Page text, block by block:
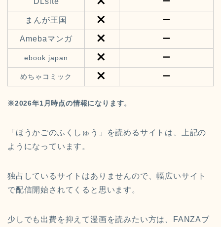
まんが王国 ー
Amebaマンガ ー
ebook japan ー
めちゃコミック ー
※2026年1月時点の情報になります。
「ほうかごのふくしゅう」を読めるサイトは、上記の
ようになっています。
独占しているサイトはありませんので、幅広いサイト
で配信開始されてくると思います。
少しでも出費を抑えて漫画を読みたい方は、FANZAブ